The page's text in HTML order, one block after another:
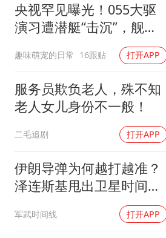
央视罕见曝光！055大驱
演习遭潜艇“击沉”，舰长
直言：前出就是送死
趣味萌宠的日常 16跟贴 打开APP
服务员欺负老人，殊不知
老人女儿身份不一般！
二毛追剧 打开APP
伊朗导弹为何越打越准？
泽连斯基甩出卫星时间
表，特朗普：我去问问普
京
军武时间线 打开APP